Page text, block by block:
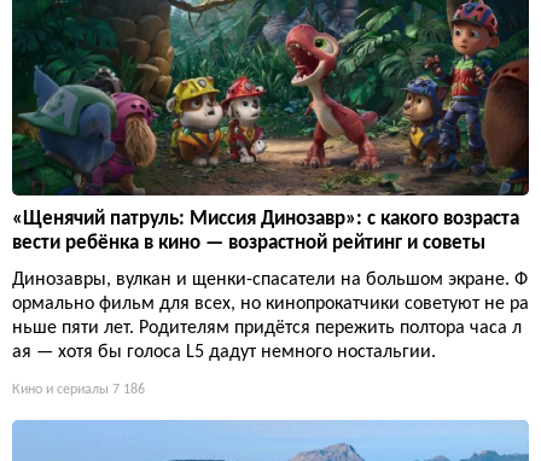
«Щенячий патруль: Миссия Динозавр»: с какого возраста
вести ребёнка в кино — возрастной рейтинг и советы
Динозавры, вулкан и щенки-спасатели на большом экране. Ф
ормально фильм для всех, но кинопрокатчики советуют не ра
ньше пяти лет. Родителям придётся пережить полтора часа л
ая — хотя бы голоса L5 дадут немного ностальгии.
Кино и сериалы 7 186